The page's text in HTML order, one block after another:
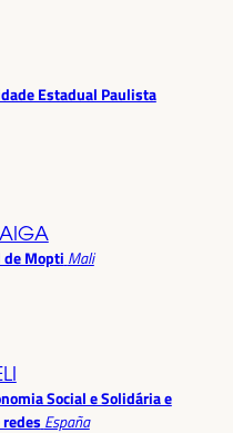
Estadual Paulista
de Mopti Mali
Social e Solidária e
redes España